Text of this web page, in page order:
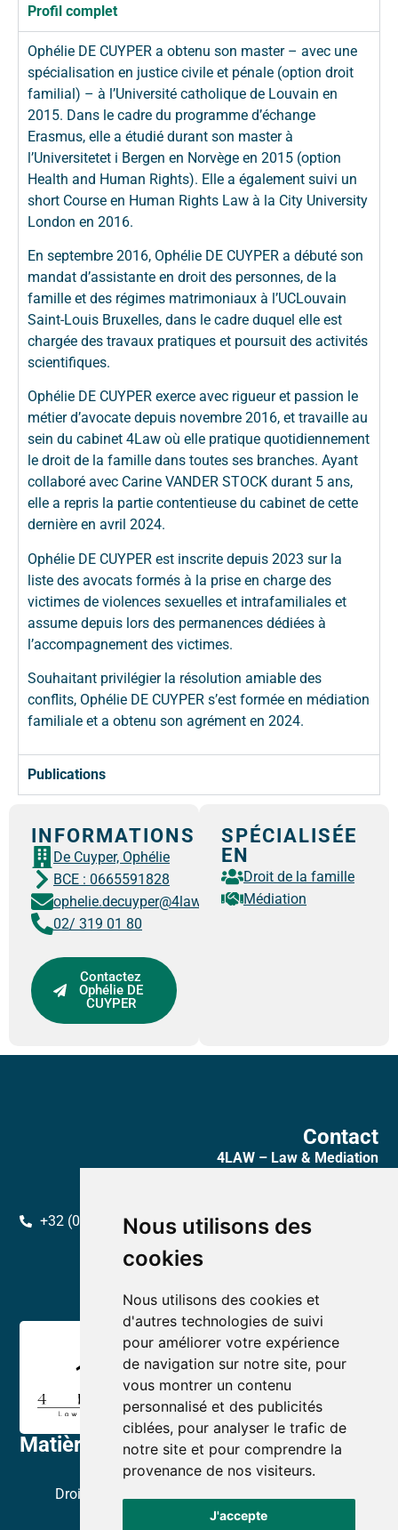
Nous utilisons des
cookies
Nous utilisons des cookies et
d'autres technologies de suivi
pour améliorer votre expérience
de navigation sur notre site, pour
vous montrer un contenu
personnalisé et des publicités
ciblées, pour analyser le trafic de
notre site et pour comprendre la
provenance de nos visiteurs.
J'accepte
Profil complet
Ophélie DE CUYPER a obtenu son master – avec une
spécialisation en justice civile et pénale (option droit
familial) – à l’Université catholique de Louvain en
2015. Dans le cadre du programme d’échange
Erasmus, elle a étudié durant son master à
l’Universitetet i Bergen en Norvège en 2015 (option
Health and Human Rights). Elle a également suivi un
short Course en Human Rights Law à la City University
London en 2016.
En septembre 2016, Ophélie DE CUYPER a débuté son
mandat d’assistante en droit des personnes, de la
famille et des régimes matrimoniaux à l’UCLouvain
Saint-Louis Bruxelles, dans le cadre duquel elle est
chargée des travaux pratiques et poursuit des activités
scientifiques.
Ophélie DE CUYPER exerce avec rigueur et passion le
métier d’avocate depuis novembre 2016, et travaille au
sein du cabinet 4Law où elle pratique quotidiennement
le droit de la famille dans toutes ses branches. Ayant
collaboré avec Carine VANDER STOCK durant 5 ans,
elle a repris la partie contentieuse du cabinet de cette
dernière en avril 2024.
Ophélie DE CUYPER est inscrite depuis 2023 sur la
liste des avocats formés à la prise en charge des
victimes de violences sexuelles et intrafamiliales et
assume depuis lors des permanences dédiées à
l’accompagnement des victimes.
Souhaitant privilégier la résolution amiable des
conflits, Ophélie DE CUYPER s’est formée en médiation
familiale et a obtenu son agrément en 2024.
Publications
INFORMATIONS
De Cuyper, Ophélie
BCE : 0665591828
ophelie.decuyper@4law.be
02/ 319 01 80
Contactez
Ophélie DE
CUYPER
SPÉCIALISÉE
EN
Droit de la famille
Médiation
Matières
Droit immobilier
Droit de la famille & administration de biens et de la
Contact
4LAW – Law & Mediation
+32 (0) 2 319 01 80